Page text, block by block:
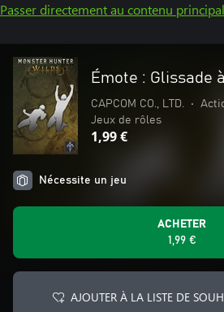
Passer directement au contenu principal
Émote : Glissade
CAPCOM CO., LTD. •
Jeux de rôles
1,99 €
Nécessite un jeu
ACHETER
1,99 €
AJOUTER À LA LISTE DE